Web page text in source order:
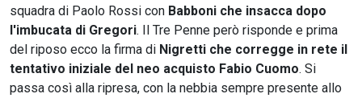
squadra di Paolo Rossi con Babboni che insacca dopo
l'imbucata di Gregori. Il Tre Penne però risponde e prima
del riposo ecco la firma di Nigretti che corregge in rete il
tentativo iniziale del neo acquisto Fabio Cuomo. Si
passa così alla ripresa, con la nebbia sempre presente allo